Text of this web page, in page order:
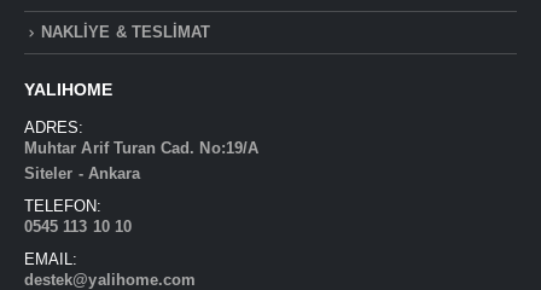
NAKLİYE & TESLİMAT
YALIHOME
ADRES:
Muhtar Arif Turan Cad. No:19/A
Siteler - Ankara
TELEFON:
0545 113 10 10
EMAIL:
destek@yalihome.com